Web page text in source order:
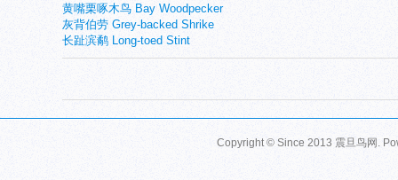
黄嘴栗啄木鸟 Bay Woodpecker
灰背伯劳 Grey-backed Shrike
长趾滨鹬 Long-toed Stint
Copyright © Since 2013 震旦鸟网 .